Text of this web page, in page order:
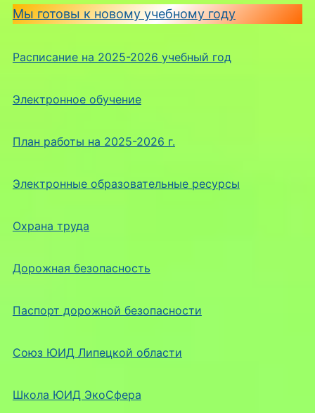
Мы готовы к новому учебному году
Расписание на 2025-2026 учебный год
Электронное обучение
План работы на 2025-2026 г.
Электронные образовательные ресурсы
Охрана труда
Дорожная безопасность
Паспорт дорожной безопасности
Союз ЮИД Липецкой области
Школа ЮИД ЭкоСфера